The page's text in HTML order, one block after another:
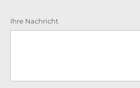
Ihre Nachricht